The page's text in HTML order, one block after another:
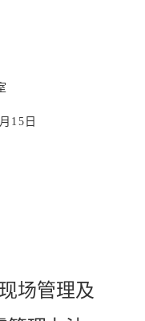
月 15 日
场管理及